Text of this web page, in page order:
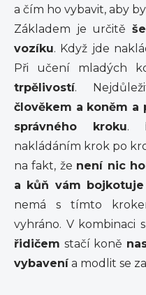
a čím ho vybavit, aby
Základem je určitě
vozíku. Když jde
Při učení mladých
trpělivostí.
člověkem a koněm a
správného kroku.
nakládáním krok po
na fakt, že není nic
a kůň vám bojkotuje
nemá s tímto
vyhráno. V kombinaci s
řidičem stačí koně
vybavenía modlit se